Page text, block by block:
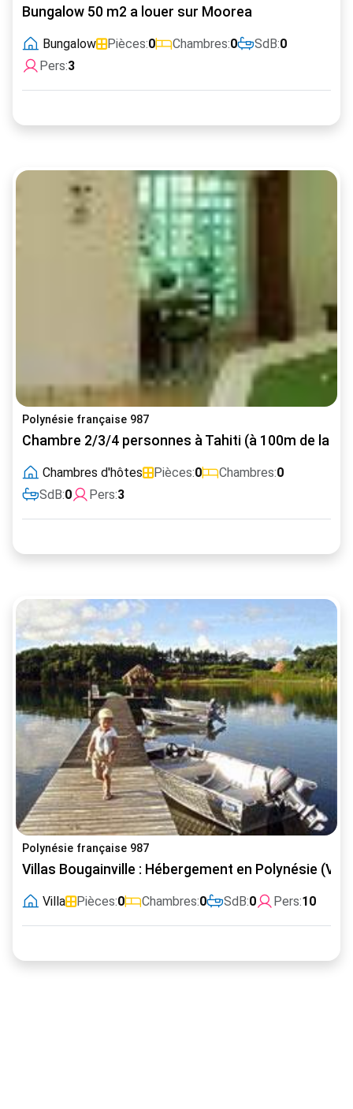
Bungalow 50 m2 a louer sur Moorea
Bungalow Pièces:0 Chambres:0 SdB:0
Pers:3
Polynésie française 987
Chambre 2/3/4 personnes à Tahiti (à 100m de la
Chambres d'hôtes Pièces:0 Chambres:0
SdB:0 Pers:3
Polynésie française 987
Villas Bougainville : Hébergement en Polynésie
Villa Pièces:0 Chambres:0 SdB:0 Pers:10